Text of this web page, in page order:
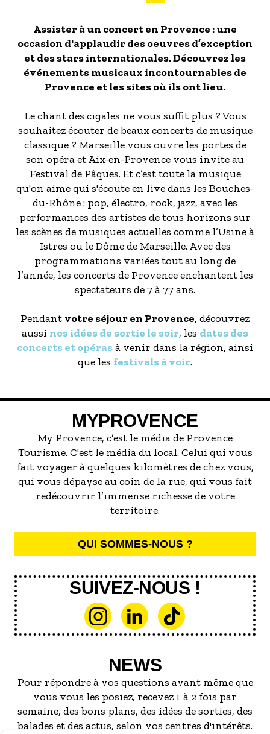
Assister à un concert en Provence : une
occasion d'applaudir des oeuvres d’exception
et des stars internationales. Découvrez les
événements musicaux incontournables de
Provence et les sites où ils ont lieu.
Le chant des cigales ne vous suffit plus ? Vous
souhaitez écouter de beaux concerts de musique
classique ? Marseille vous ouvre les portes de
son opéra et Aix-en-Provence vous invite au
Festival de Pâques. Et c’est toute la musique
qu'on aime qui s'écoute en live dans les Bouches-
du-Rhône : pop, électro, rock, jazz, avec les
performances des artistes de tous horizons sur
les scènes de musiques actuelles comme l’Usine à
Istres ou le Dôme de Marseille. Avec des
programmations variées tout au long de
l’année, les concerts de Provence enchantent les
spectateurs de 7 à 77 ans.
Pendant votre séjour en Provence, découvrez
aussi nos idées de sortie le soir, les dates des
concerts et opérasà venir dans la région, ainsi
que les festivals à voir.
MYPROVENCE
My Provence, c’est le média de Provence
Tourisme. C'est le média du local. Celui qui vous
fait voyager à quelques kilomètres de chez vous,
qui vous dépayse au coin de la rue, qui vous fait
redécouvrir l’immense richesse de votre
territoire.
QUI SOMMES-NOUS ?
SUIVEZ-NOUS !
NEWS
Pour répondre à vos questions avant même que
vous vous les posiez, recevez 1 à 2 fois par
semaine, des bons plans, des idées de sorties, des
balades et des actus, selon vos centres d'intérêts.